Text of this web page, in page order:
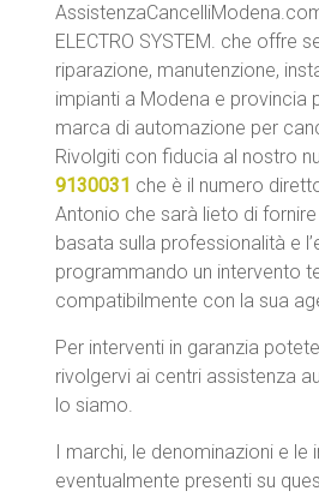
ELECTRO SYSTEM. che offre
riparazione, manutenzione,
impianti a Modena e provincia
marca di automazione per
Rivolgiti con fiducia al nostro
9130031 che è il numero
Antonio che sarà lieto di
basata sulla professionalità e
programmando un intervento
compatibilmente con la sua
Per interventi in garanzia
rivolgervi ai centri assistenza
lo siamo.
I marchi, le denominazioni e le
eventualmente presenti su